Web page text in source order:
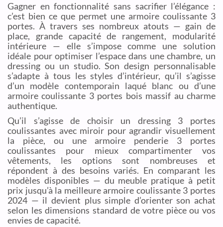
Gagner en fonctionnalité sans sacrifier l’élégance :
c’est bien ce que permet une armoire coulissante 3
portes. À travers ses nombreux atouts — gain de
place, grande capacité de rangement, modularité
intérieure — elle s’impose comme une solution
idéale pour optimiser l’espace dans une chambre, un
dressing ou un studio. Son design personnalisable
s’adapte à tous les styles d’intérieur, qu’il s’agisse
d’un modèle contemporain laqué blanc ou d’une
armoire coulissante 3 portes bois massif au charme
authentique.
Qu’il s’agisse de choisir un dressing 3 portes
coulissantes avec miroir pour agrandir visuellement
la pièce, ou une armoire penderie 3 portes
coulissantes pour mieux compartimenter vos
vêtements, les options sont nombreuses et
répondent à des besoins variés. En comparant les
modèles disponibles — du meuble pratique à petit
prix jusqu’à la meilleure armoire coulissante 3 portes
2024 — il devient plus simple d’orienter son achat
selon les dimensions standard de votre pièce ou vos
envies de capacité.